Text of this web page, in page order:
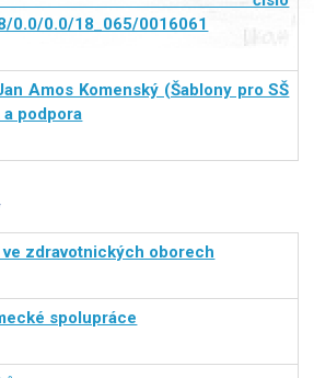
0.0/0.0/18_065/0016061
Amos Komenský (Šablony pro SŠ
a podpora
zdravotnických oborech
spolupráce